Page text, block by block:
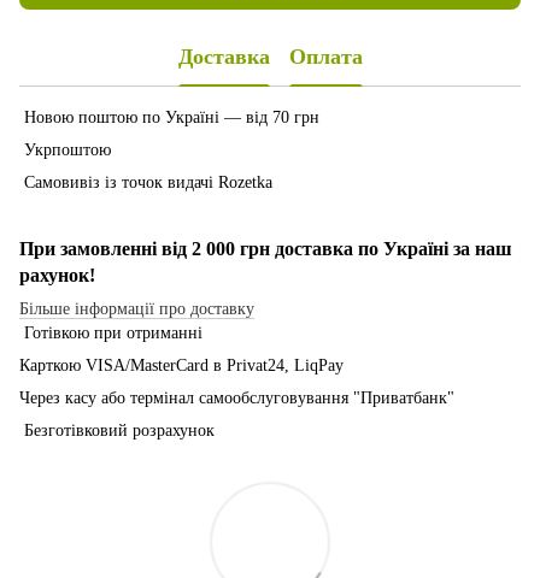
Доставка Оплата
Новою поштою по Україні — від 70 грн
Укрпоштою
Самовивіз із точок видачі Rozetka
При замовленні від 2 000 грн доставка по Україні за наш
рахунок!
Більше інформації про доставку
Готівкою при отриманні
Карткою VISA/MasterCard в Рrivat24, LiqPay
Через касу або термінал самообслуговування "Приватбанк"
Безготівковий розрахунок